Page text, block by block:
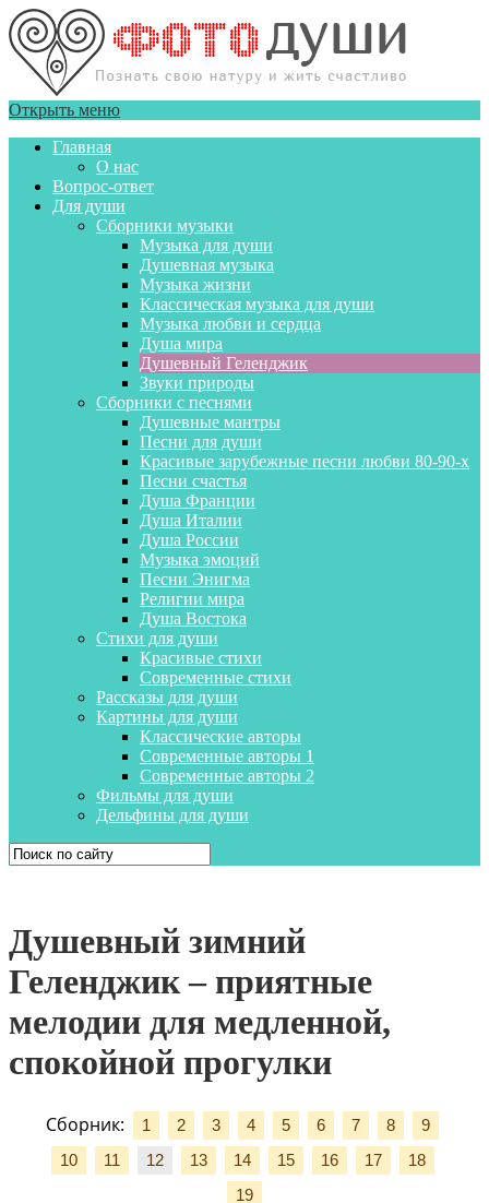
Открыть меню
Главная
О нас
Вопрос-ответ
Для души
Сборники музыки
Музыка для души
Душевная музыка
Музыка жизни
Классическая музыка для души
Музыка любви и сердца
Душа мира
Душевный Геленджик
Звуки природы
Сборники с песнями
Душевные мантры
Песни для души
Красивые зарубежные песни любви 80-90-х
Песни счастья
Душа Франции
Душа Италии
Душа России
Музыка эмоций
Песни Энигма
Религии мира
Душа Востока
Стихи для души
Красивые стихи
Современные стихи
Рассказы для души
Картины для души
Классические авторы
Современные авторы 1
Современные авторы 2
Фильмы для души
Дельфины для души
Душевный зимний
Геленджик – приятные
мелодии для медленной,
спокойной прогулки
Сборник: 1 2 3 4 5 6 7 8
9
10
11 12 13 14 15 16 17
18
19